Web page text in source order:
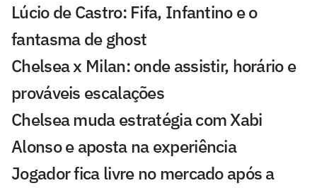
Lúcio de Castro: Fifa, Infantino e o
fantasma de ghost
Chelsea x Milan: onde assistir, horário e
prováveis escalações
Chelsea muda estratégia com Xabi
Alonso e aposta na experiência
Jogador fica livre no mercado após a